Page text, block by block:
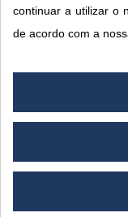
continuar a utilizar o
de acordo com a